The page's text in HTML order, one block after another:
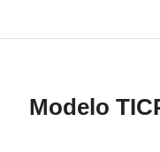
MECANICA Y
Modelo